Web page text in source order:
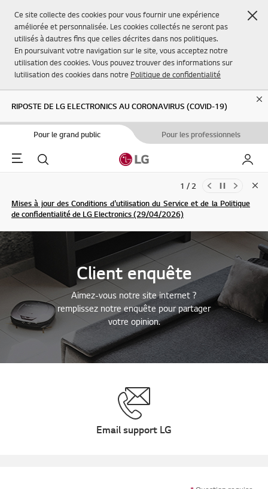
Ce site collecte des cookies pour vous fournir une expérience
améliorée et personnalisée. Les cookies collectés ne seront pas
utilisés à dautres fins que celles décrites dans nos politiques.
En poursuivant votre navigation sur le site, vous acceptez notre
utilisation des cookies. Vous pouvez trouver des informations sur
lutilisation des cookies dans notre Politique de confidentialité
RIPOSTE DE LG ELECTRONICS AU CORONAVIRUS (COVID-19)
Pour le grand public Pour les professionnels
Menu Rechercher Mon
Mises à jour des Conditions d'utilisation du Service et de la Politique
de confidentialité de LG Electronics (29/04/2026)
1 / 2
Client enquête
Aimez-vous notre site internet ?
remplissez notre enquête pour partager
votre opinion.
Email support LG